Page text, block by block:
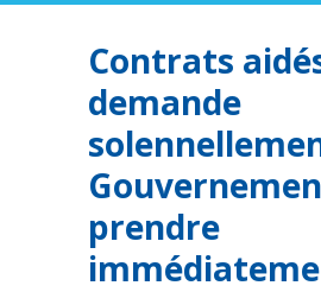
Contrats
demande
prendre